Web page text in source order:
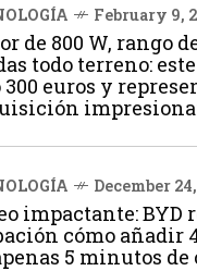
February 9,
de 800 W, rango
todo terreno:
300 euros y
December
impactante: BYD
cómo añadir
5 minutos de